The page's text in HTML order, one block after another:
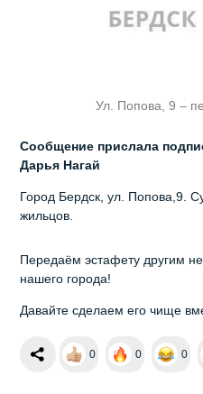
Ул. Попова, 9 –
Сообщение прислала
Дарья Нагай
Город Бердск, ул. Попова,9.
жильцов.
Передаём эстафету другим
нашего города!
Давайте сделаем его чище
0 0 0